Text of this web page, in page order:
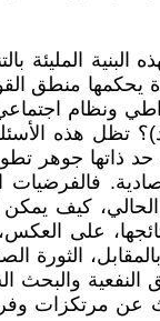
المليئة
منطق
ونظام
تظل هذه
حد ذاتها جوهر
الحالي، كيف
على
الثورة
النفعية والبحث
عن مرتكزات